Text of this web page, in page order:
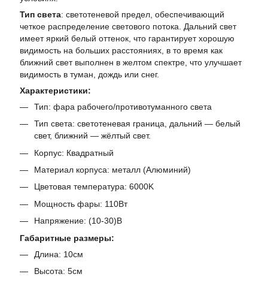
Тип света: светотеневой предел, обеспечивающий
четкое распределение светового потока. Дальний свет
имеет яркий белый оттенок, что гарантирует хорошую
видимость на больших расстояниях, в то время как
ближний свет выполнен в желтом спектре, что улучшает
видимость в туман, дождь или снег.
Характеристики:
Тип: фара рабочего/противотуманного света
Тип света: светотеневая граница, дальний — белый
свет, ближний — жёлтый свет.
Корпус: Квадратный
Материал корпуса: металл (Алюминий)
Цветовая температура: 6000K
Мощность фары: 110Вт
Напряжение: (10-30)В
Габаритные размеры:
Длина: 10см
Высота: 5см